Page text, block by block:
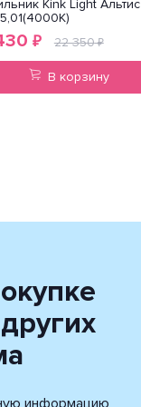
Kink Light Альтис
₽ 22 350₽
В корзину
информацию